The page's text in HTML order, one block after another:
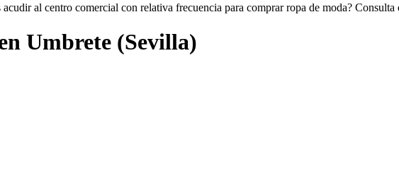
al centro comercial con relativa frecuencia para comprar ropa de moda?
Umbrete (Sevilla)